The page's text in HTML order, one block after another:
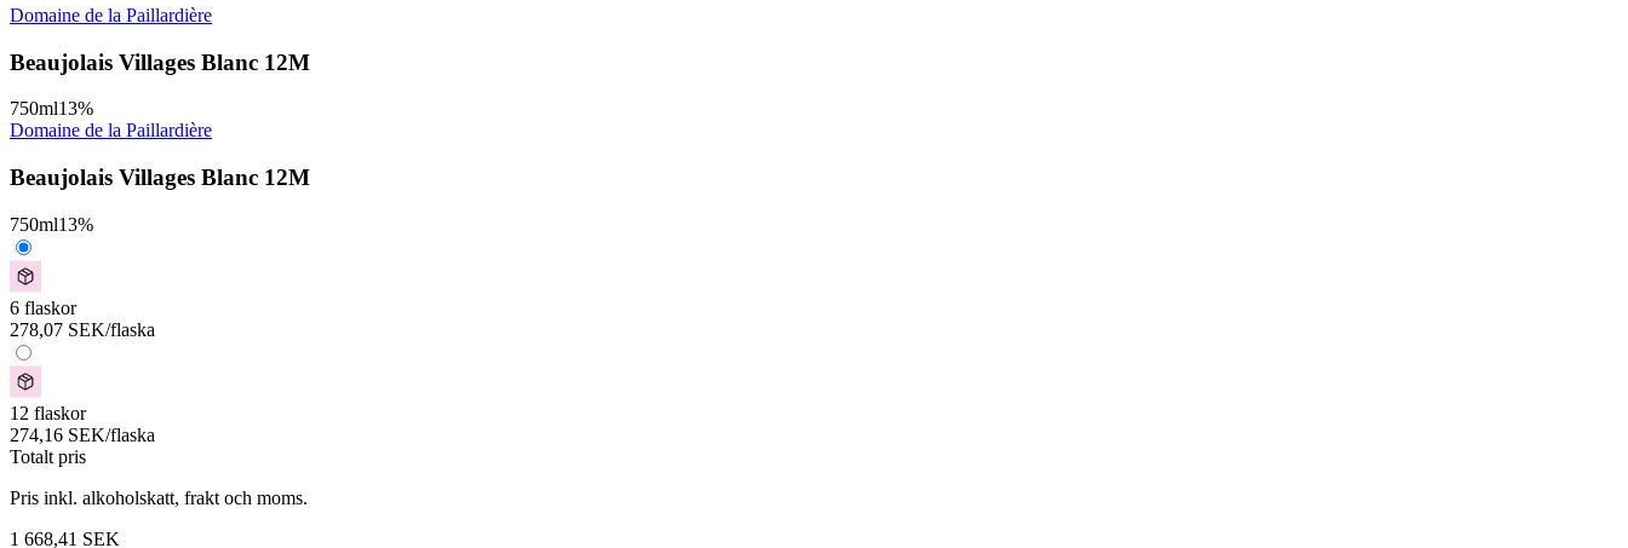
Domaine de la Paillardière
Beaujolais Villages Blanc 12M
750ml13%
Domaine de la Paillardière
Beaujolais Villages Blanc 12M
750ml13%
6 flaskor
278,07 SEK/flaska
12 flaskor
274,16 SEK/flaska
Totalt pris
Pris inkl. alkoholskatt, frakt och moms.
1 668,41 SEK